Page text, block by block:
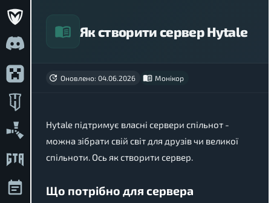
Як створити сервер Hytale
Оновлено: 04.06.2026 Монікор
Hytale підтримує власні сервери спільнот -
можна зібрати свій світ для друзів чи великої
спільноти. Ось як створити сервер.
Що потрібно для сервера